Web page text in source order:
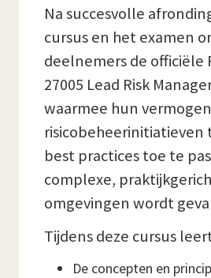
Na succesvolle
cursus en het examen
deelnemers de officiële
27005 Lead Risk
waarmee hun
risicobeheerinitiatieven
best practices toe te
complexe,
omgevingen wordt
Tijdens deze cursus
De concepten en